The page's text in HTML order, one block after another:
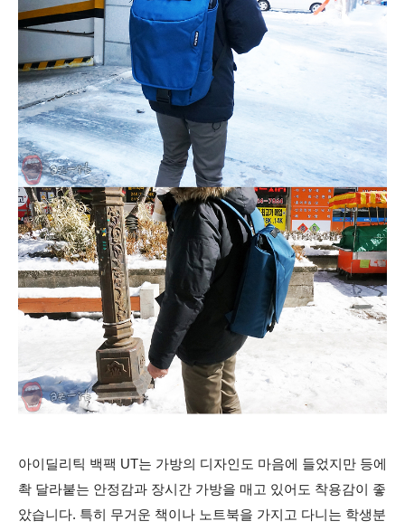
아이딜리틱 백팩 UT는 가방의 디자인도 마음에 들었지만 등에
촥 달라붙는 안정감과 장시간 가방을 매고 있어도 착용감이 좋
았습니다. 특히 무거운 책이나 노트북을 가지고 다니는 학생분